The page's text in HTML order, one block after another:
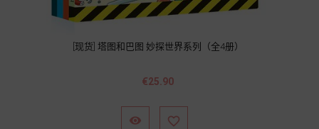
[现货] 塔图和巴图 妙探世界系列（全4册）
Price
€25.90
 